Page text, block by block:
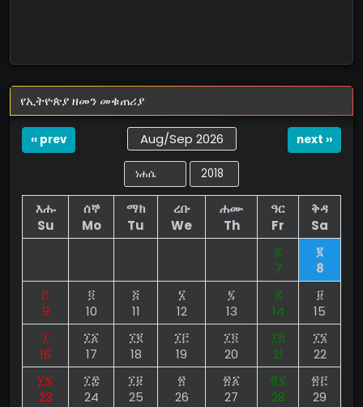
የኢትዮጵያ ዘመን መቁጠሪያ
‹‹ prev Aug/Sep 2026 next ››
እሑ
Su
ሰኞ
Mo
ማክ
Tu
ረቡ
We
ሐሙ
Th
ዓር
Fr
ቅዳ
Sa
፩
7
፪
8
፫
9
፬
10
፭
11
፮
12
፯
13
፰
14
፱
15
፲
16
፲፩
17
፲፪
18
፲፫
19
፲፬
20
፲፭
21
፲፮
22
፲፯
23
፲፰
24
፲፱
25
፳
26
፳፩
27
፳፪
28
፳፫
29